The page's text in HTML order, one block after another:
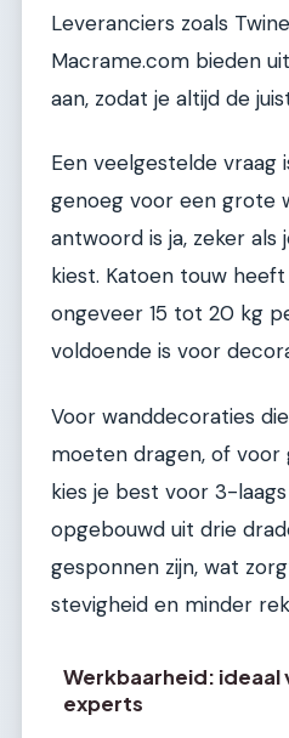
Leveranciers zoals
Macrame.com bieden
aan, zodat je altijd de
Een veelgestelde vraag
genoeg voor een grote
antwoord is ja, zeker als
kiest. Katoen touw
ongeveer 15 tot 20 kg
voldoende is voor
Voor wanddecoraties
moeten dragen, of
kies je best voor 3-
opgebouwd uit drie
gesponnen zijn, wat
stevigheid en minder
Werkbaarheid: ideaal
experts